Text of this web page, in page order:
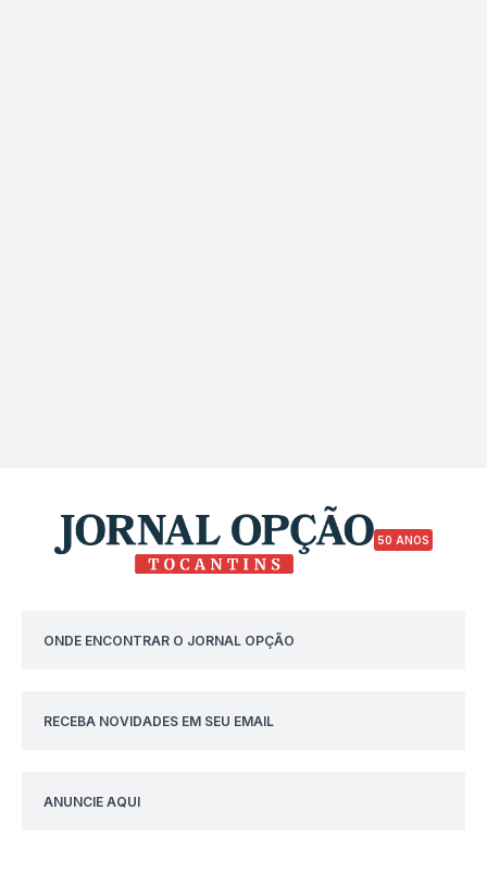
50 ANOS
ONDE ENCONTRAR O JORNAL OPÇÃO
RECEBA NOVIDADES EM SEU EMAIL
ANUNCIE AQUI